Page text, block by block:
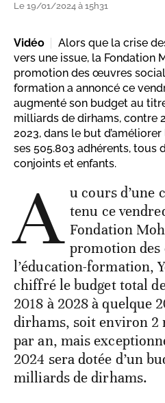
Le 19/01/2024 à 15h31
Vidéo
Alors que la crise
vers une issue, la Fondation
promotion des œuvres
formation a annoncé ce
augmenté son budget au titre
milliards de dirhams, contre
2023, dans le but
ses 505.803 adhérents, tous
conjoints et enfants.
A u cours d’une
tenu ce
Fondation
promotion des
l’éducation-formation,
chiffré le budget total
2018 à 2028 à quelque
dirhams, soit environ 2
par an, mais
2024 sera dotée d’un
milliards de dirhams.